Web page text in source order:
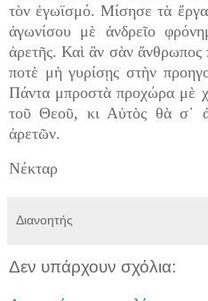
τὸν ἐγωϊσμό. Μίσησε τὰ
ἀγωνίσου μὲ ἀνδρεῖο
ἀρετῆς. Καὶ ἂν σὰν ἄνθρωπος
ποτὲ μὴ γυρίσῃς στὴν
Πάντα μπροστὰ προχώρα μὲ
τοῦ Θεοῦ, κι Αὐτὸς θὰ σ᾿
ἀρετῶν.
Νέκταρ
Διανοητής
Δεν υπάρχουν σχόλια: